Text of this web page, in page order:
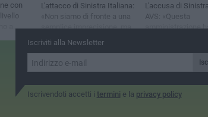
con
L'attacco di Sinistra Italiana:
«Non siamo di fronte a una
semplice imprecisione, ma
a un problema politico
L'accusa di
AVS: «Questa
amministrazione
patrimonio
territorio»
Iscriviti alla Newsletter
Iscrivendoti accetti i termini e la privacy policy